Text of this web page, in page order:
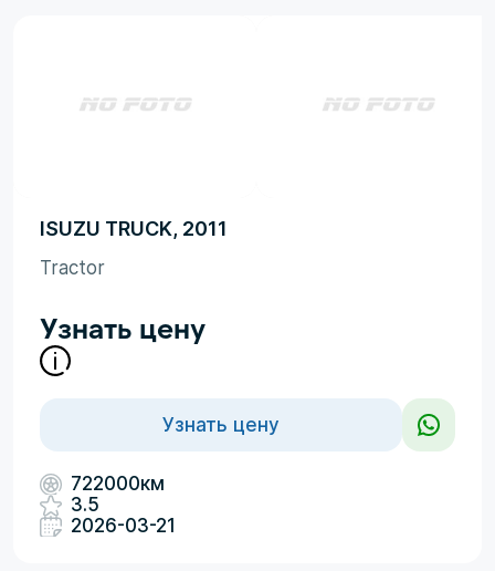
ISUZU TRUCK, 2011
Tractor
Узнать цену
Узнать цену
722000км
3.5
2026-03-21